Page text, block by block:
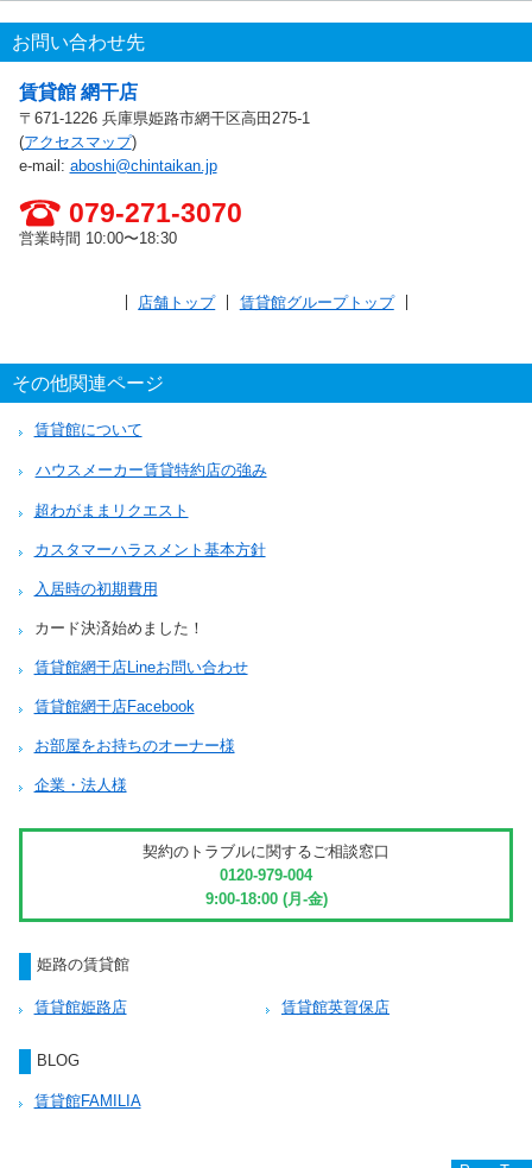
お問い合わせ先
賃貸館 網干店
〒671-1226 兵庫県姫路市網干区高田275-1
(アクセスマップ)
e-mail: aboshi@chintaikan.jp
079-271-3070
営業時間 10:00〜18:30
店舗トップ 賃貸館グループトップ
その他関連ページ
賃貸館について
ハウスメーカー賃貸特約店の強み
超わがままリクエスト
カスタマーハラスメント基本方針
入居時の初期費用
カード決済始めました！
賃貸館網干店Lineお問い合わせ
賃貸館網干店Facebook
お部屋をお持ちのオーナー様
企業・法人様
契約のトラブルに関するご相談窓口
0120-979-004
9:00-18:00 (月-金)
姫路の賃貸館
賃貸館姫路店 賃貸館英賀保店
BLOG
賃貸館FAMILIA